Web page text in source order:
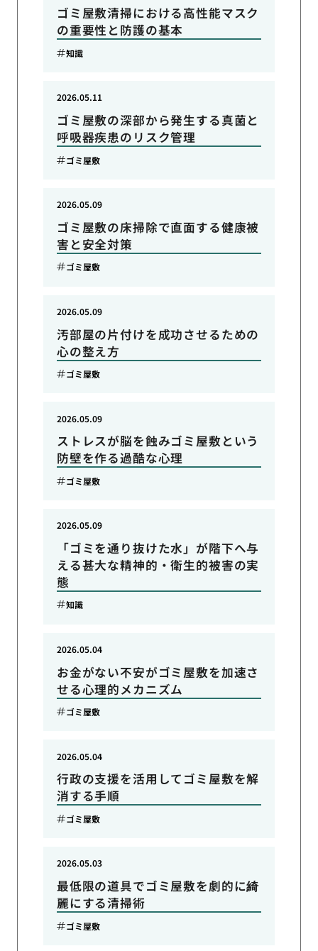
ゴミ屋敷清掃における高性能マスク
の重要性と防護の基本
知識
ゴミ屋敷の深部から発生する真菌と
呼吸器疾患のリスク管理
2026.05.11
ゴミ屋敷
ゴミ屋敷の床掃除で直面する健康被
害と安全対策
2026.05.09
ゴミ屋敷
汚部屋の片付けを成功させるための
心の整え方
2026.05.09
ゴミ屋敷
ストレスが脳を蝕みゴミ屋敷という
防壁を作る過酷な心理
2026.05.09
ゴミ屋敷
「ゴミを通り抜けた水」が階下へ与
える甚大な精神的・衛生的被害の実
態
2026.05.09
知識
お金がない不安がゴミ屋敷を加速さ
せる心理的メカニズム
2026.05.04
ゴミ屋敷
行政の支援を活用してゴミ屋敷を解
消する手順
2026.05.04
ゴミ屋敷
最低限の道具でゴミ屋敷を劇的に綺
麗にする清掃術
2026.05.03
ゴミ屋敷